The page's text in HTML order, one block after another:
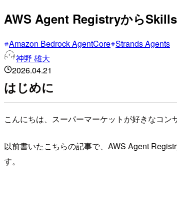
AWS Agent Registryから
Amazon Bedrock AgentCore Strands Agents
神野 雄大
2026.04.21
はじめに
こんにちは、スーパーマーケットが好きなコン
以前書いたこちらの記事で、AWS Agent
す。